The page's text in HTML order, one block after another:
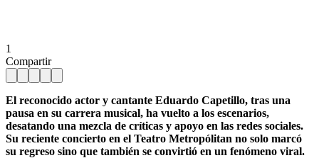
1
Compartir
El reconocido actor y cantante Eduardo Capetillo, tras una
pausa en su carrera musical, ha vuelto a los escenarios,
desatando una mezcla de críticas y apoyo en las redes sociales.
Su reciente concierto en el Teatro Metropólitan no solo marcó
su regreso sino que también se convirtió en un fenómeno viral.